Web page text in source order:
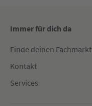
Immer für dich da
Finde deinen Fachmarkt
Kontakt
Services